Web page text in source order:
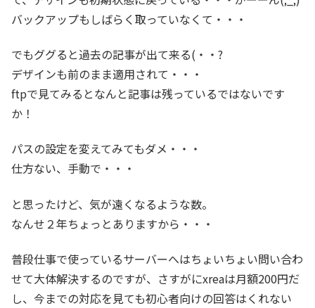
バックアップもしばらく取っていなくて・・・
でもググると過去の記事が出て来る(・・?
デザインも前のまま適用されて・・・
ftpで見てみるとなんと記事は残っているではないです
か！
パスの設定を変えてみてもダメ・・・
仕方ない、手動で・・・
と思ったけど、気が遠くなるような数。
なんせ２年ちょっとありますから・・・
普段仕事で使っているサーバーへはちょいちょい問い合わ
せて大体解決するのですが、さすがにxreaは月額200円だ
し、今までの対応を見ても初心者向けの回答はくれない